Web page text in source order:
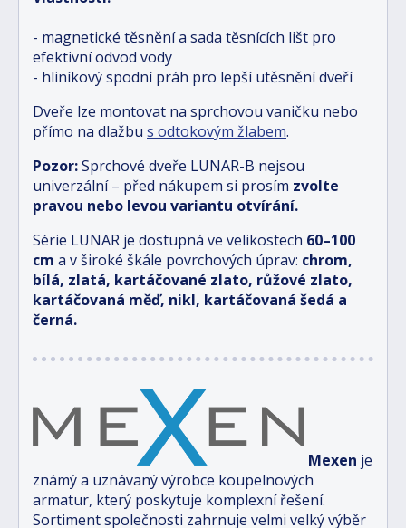
- magnetické těsnění a sada těsnících lišt pro
efektivní odvod vody
- hliníkový spodní práh pro lepší utěsnění dveří
Dveře lze montovat na sprchovou vaničku nebo
přímo na dlažbu s odtokovým žlabem.
Pozor:Sprchové dveře LUNAR-B nejsou
univerzální – před nákupem si prosím zvolte
pravou nebo levou variantu otvírání.
Série LUNAR je dostupná ve velikostech 60–100
cm a v široké škále povrchových úprav: chrom,
bílá, zlatá, kartáčované zlato, růžové zlato,
kartáčovaná měď, nikl, kartáčovaná šedá a
černá.
Mexen je
známý a uznávaný výrobce koupelnových
armatur, který poskytuje komplexní řešení.
Sortiment společnosti zahrnuje velmi velký výběr